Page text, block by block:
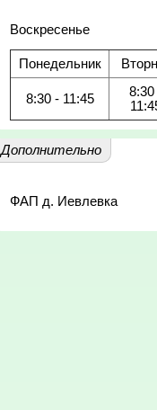
Воскресенье
Понедельник
8:30 - 11:45
8:30
Дополнительно
ФАП д. Иевлевка